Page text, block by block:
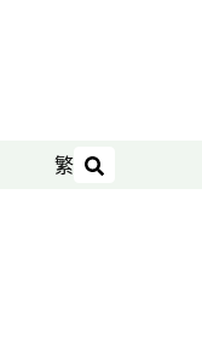
繁
搜索